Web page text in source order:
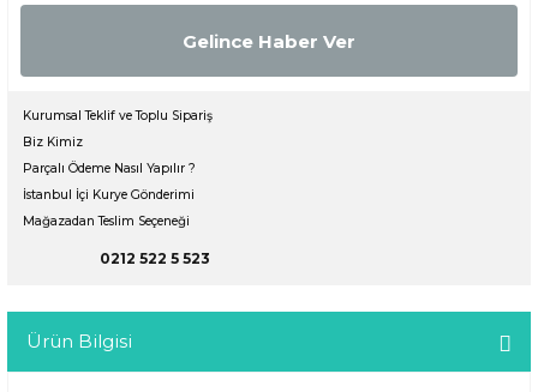
Gelince Haber Ver
Kurumsal Teklif ve Toplu Sipariş
Biz Kimiz
Parçalı Ödeme Nasıl Yapılır ?
İstanbul İçi Kurye Gönderimi
Mağazadan Teslim Seçeneği
0212 522 5 523
Ürün Bilgisi